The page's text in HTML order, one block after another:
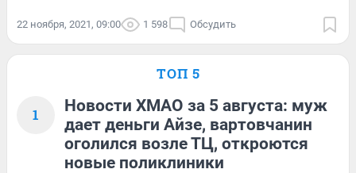
22 ноября, 2021, 09:00 1 598 Обсудить
ТОП 5
1
Новости ХМАО за 5 августа: муж
дает деньги Айзе, вартовчанин
оголился возле ТЦ, откроются
новые поликлиники